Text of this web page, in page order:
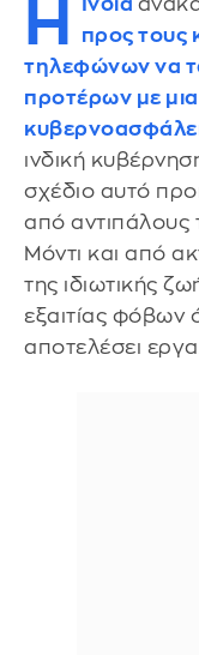
Η Ινδία
προς τους
τηλεφώνων να
προτέρων με
ινδική
σχέδιο αυτό
από
Μόντι και από
της ιδιωτικής
εξαιτίας φόβων
αποτελέσει